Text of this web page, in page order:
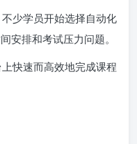
少学员开始选择自动化
安排和考试压力问题。
快速而高效地完成课程